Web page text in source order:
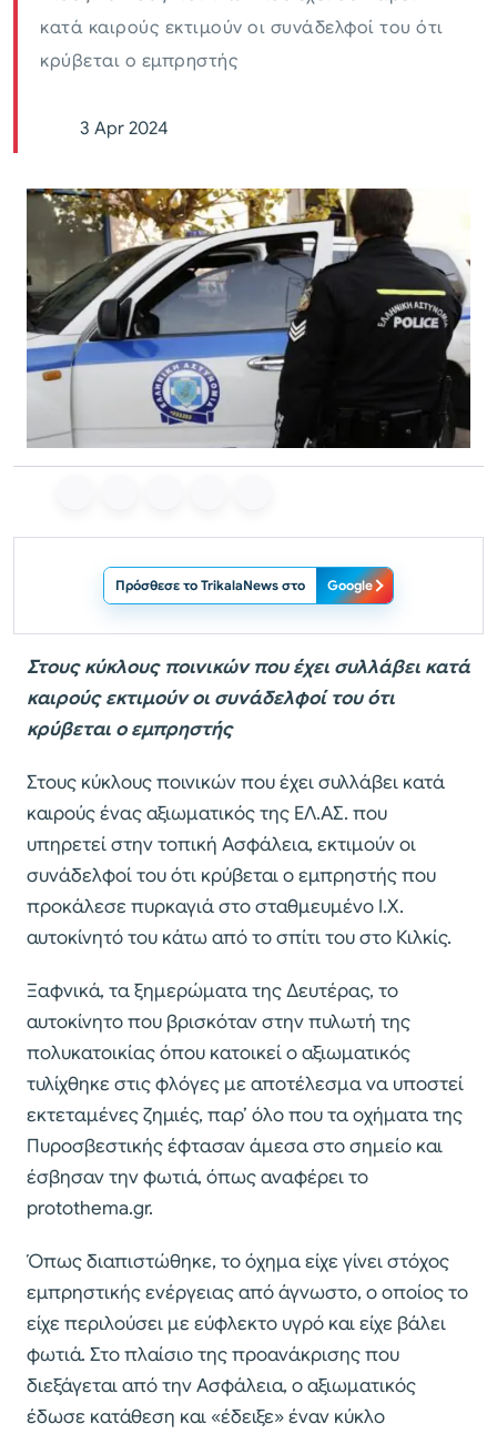
κατά καιρούς εκτιμούν οι συνάδελφοί του ότι
κρύβεται ο εμπρηστής
3 Apr 2024
Πρόσθεσε το TrikalaNews στο Google
Στους κύκλους ποινικών που έχει συλλάβει κατά
καιρούς εκτιμούν οι συνάδελφοί του ότι
κρύβεται ο εμπρηστής
Στους κύκλους ποινικών που έχει συλλάβει κατά
καιρούς ένας αξιωματικός της ΕΛ.ΑΣ. που
υπηρετεί στην τοπική Ασφάλεια, εκτιμούν οι
συνάδελφοί του ότι κρύβεται ο εμπρηστής που
προκάλεσε πυρκαγιά στο σταθμευμένο Ι.Χ.
αυτοκίνητό του κάτω από το σπίτι του στο Κιλκίς.
Ξαφνικά, τα ξημερώματα της Δευτέρας, το
αυτοκίνητο που βρισκόταν στην πυλωτή της
πολυκατοικίας όπου κατοικεί ο αξιωματικός
τυλίχθηκε στις φλόγες με αποτέλεσμα να υποστεί
εκτεταμένες ζημιές, παρ’ όλο που τα οχήματα της
Πυροσβεστικής έφτασαν άμεσα στο σημείο και
έσβησαν την φωτιά, όπως αναφέρει το
protothema.gr.
Όπως διαπιστώθηκε, το όχημα είχε γίνει στόχος
εμπρηστικής ενέργειας από άγνωστο, ο οποίος το
είχε περιλούσει με εύφλεκτο υγρό και είχε βάλει
φωτιά. Στο πλαίσιο της προανάκρισης που
διεξάγεται από την Ασφάλεια, ο αξιωματικός
έδωσε κατάθεση και «έδειξε» έναν κύκλο